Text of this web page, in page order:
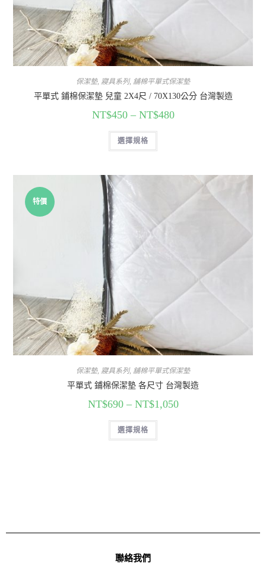
保潔墊, 寢具系列, 舖棉平單式保潔墊
平單式 鋪棉保潔墊 兒童 2X4尺 / 70X130公分 台灣製造
NT$450– NT$480
選擇規格
特價
保潔墊, 寢具系列, 舖棉平單式保潔墊
平單式 鋪棉保潔墊 各尺寸 台灣製造
NT$690– NT$1,050
選擇規格
聯絡我們